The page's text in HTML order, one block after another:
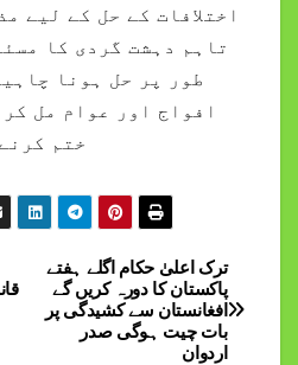
اختلافات کے حل کے لیے
تاہم دہشت گردی کا
طور پر حل ہونا
افواج اور عوام مل
ختم
ترک اعلیٰ حکام اگلے ہفتے
پاکستان کا دورہ کریں گے
افغانستان سے کشیدگی پر
بات چیت ہوگی صدر
اردوان